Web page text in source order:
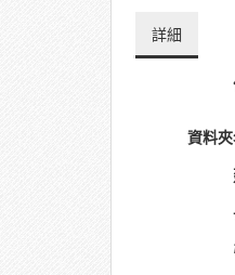
詳細
資料